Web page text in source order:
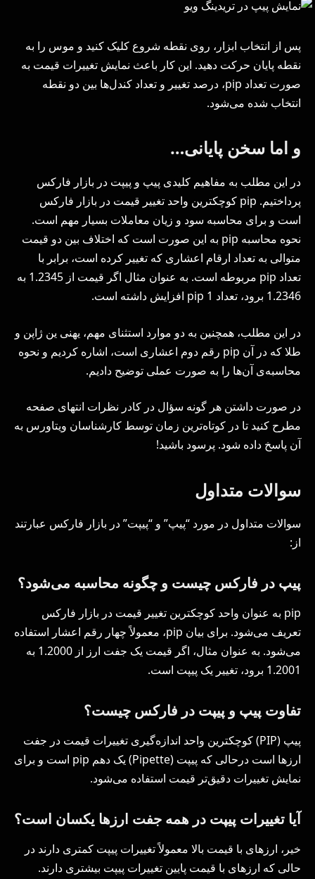
پس از انتخاب ابزار، روی نقطه شروع کلیک کنید و موس را به
نقطه پایان حرکت دهید. این کار باعث نمایش تغییرات قیمت به
صورت تعداد pip، درصد تغییر و تعداد کندل‌ها بین دو نقطه
انتخاب شده می‌شود.
و اما سخن پایانی…
در این مطلب به مفاهیم کلیدی پیپ و پیپت در بازار فارکس
پرداختیم. pip کوچکترین واحد تغییر قیمت در بازار فارکس
است و برای محاسبه سود و زیان معاملات بسیار مهم است.
نحوه محاسبه pip به این صورت است که اختلاف بین دو قیمت
متوالی به تعداد ارقام اعشاری که تغییر کرده است، برابر با
تعداد pip مربوطه است. به عنوان مثال اگر قیمت از 1.2345 به
1.2346 برود، تعداد 1 pip افزایش داشته است.
در این مطلب، همچنین به دو موارد استثنای مهم، یهنی ین ژاپن و
طلا که در آن pip رقم دوم اعشاری است، اشاره کردیم و نحوه
محاسبه‌‌ی آن‌ها را به صورت عملی توضیح دادیم.
در صورت داشتن هر گونه سؤال در کادر نظرات انتهای صفحه
مطرح کنید تا در کوتاه‌ترین زمان توسط کارشناسان ویتاورس به
آن پاسخ داده شود. پرسود باشید!
سوالات متداول
سوالات متداول در مورد “پیپ” و “پیپت” در بازار فارکس عبارتند
از:
پیپ در فارکس چیست و چگونه محاسبه می‌شود؟
pip به عنوان واحد کوچکترین تغییر قیمت در بازار فارکس
تعریف می‌شود. برای بیان pip، معمولاً چهار رقم اعشار استفاده
می‌شود. به عنوان مثال، اگر قیمت یک جفت ارز از 1.2000 به
1.2001 برود، تغییر یک پیپت است.
تفاوت پیپ و پیپت در فارکس چیست؟
پیپ (PIP) کوچکترین واحد اندازه‌گیری تغییرات قیمت در جفت
ارزها است درحالی که پیپت (Pipette) یک دهم pip است و برای
نمایش تغییرات دقیق‌تر قیمت استفاده می‌شود.
آیا تغییرات پیپت در همه جفت ارزها یکسان است؟
خیر، ارزهای با قیمت بالا معمولاً تغییرات پیپت کمتری دارند در
حالی که ارزهای با قیمت پایین تغییرات پیپت بیشتری دارند.